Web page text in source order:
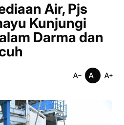
Air, Pjs
Kunjungi
Darma dan